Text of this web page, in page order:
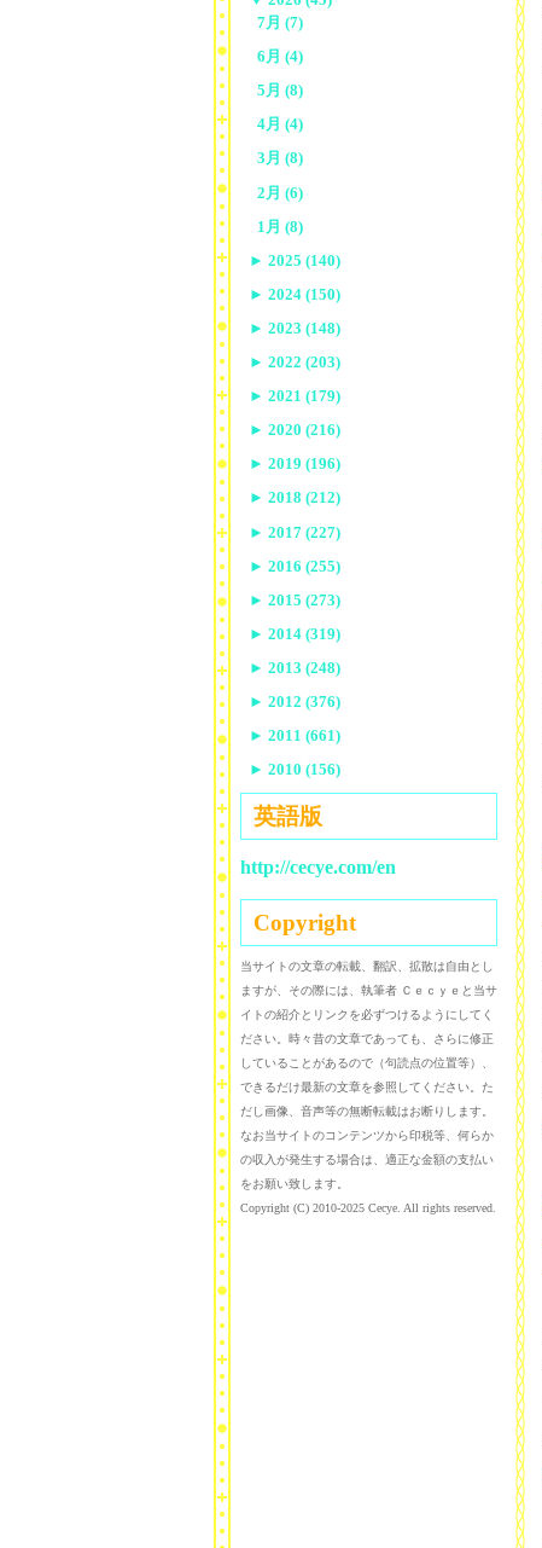
7月 (7)
6月 (4)
5月 (8)
4月 (4)
3月 (8)
2月 (6)
1月 (8)
► 2025 (140)
► 2024 (150)
► 2023 (148)
► 2022 (203)
► 2021 (179)
► 2020 (216)
► 2019 (196)
► 2018 (212)
► 2017 (227)
► 2016 (255)
► 2015 (273)
► 2014 (319)
► 2013 (248)
► 2012 (376)
► 2011 (661)
► 2010 (156)
英語版
http://cecye.com/en
Copyright
当サイトの文章の転載、翻訳、拡散は自由とし
ますが、その際には、執筆者 Ｃｅｃｙｅと当サ
イトの紹介とリンクを必ずつけるようにしてく
ださい。時々昔の文章であっても、さらに修正
していることがあるので（句読点の位置等）、
できるだけ最新の文章を参照してください。た
だし画像、音声等の無断転載はお断りします。
なお当サイトのコンテンツから印税等、何らか
の収入が発生する場合は、適正な金額の支払い
をお願い致します。
Copyright (C) 2010-2025 Cecye. All rights reserved.